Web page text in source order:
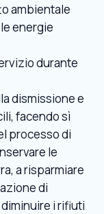
ambientale
energie
durante
dismissione e
facendo sì
processo di
le
a risparmiare
di
i rifiuti